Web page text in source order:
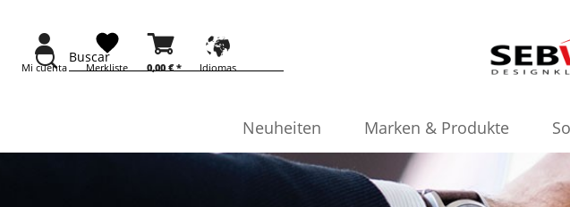
Buscar
Mi cuenta 0,00 € *
Merkliste Idiomas
Neuheiten Marken & Produkte